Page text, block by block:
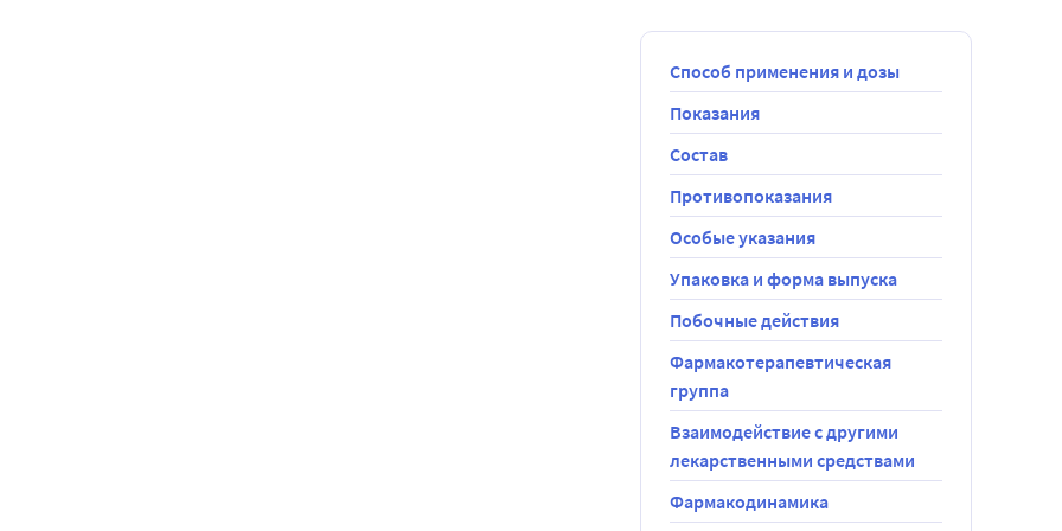
дополнительная насадка. Применение препарата желательно
обострения;
или появляются новые симптомы, необходимо
тем показаниям, тому способу применения и в тех дозах,
кремния диоксид коллоидный (аэросил) - 0,750 г, декспантенол (D-
Способ применения и дозы
Показания
Состав
Противопоказания
Особые указания
Упаковка и форма выпуска
Побочные действия
Фармакотерапевтическая
группа
Взаимодействие с другими
лекарственными средствами
Фармакодинамика